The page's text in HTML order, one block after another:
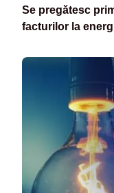
Se pregătesc
facturilor la